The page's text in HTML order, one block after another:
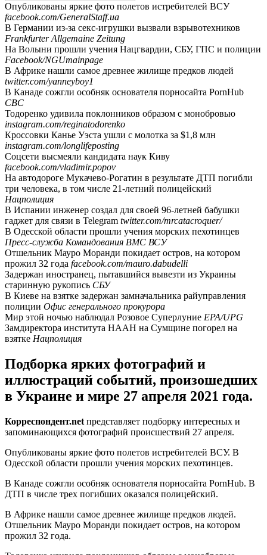
Опубликованы яркие фото полетов истребителей ВСУ
facebook.com/GeneralStaff.ua
В Германии из-за секс-игрушки вызвали взрывотехников
Frankfurter Allgemaine Zeitung
На Волыни прошли учения Нацгвардии, СБУ, ГПС и полиции
Facebook/NGUmainpage
В Африке нашли самое древнее жилище предков людей
twitter.com/yanneyboy1
В Канаде сожгли особняк основателя порносайта PornHub
CBC
Тодоренко удивила поклонников образом с монобровью
instagram.com/reginatodorenko
Кроссовки Канье Уэста ушли с молотка за $1,8 млн
instagram.com/longlifeposting
Соцсети высмеяли кандидата наук Киву
facebook.com/vladimir.popov
На автодороге Мукачево-Рогатин в результате ДТП погибли
три человека, в том числе 21-летний полицейский
Нацполиция
В Испании инженер создал для своей 96-летней бабушки
гаджет для связи в Telegram twitter.com/mrcatacroquer/
В Одесской области прошли учения морских пехотинцев
Пресс-служба Командования ВМС ВСУ
Отшельник Мауро Моранди покидает остров, на котором
прожил 32 года facebook.com/mauro.dabudelli
Задержан иностранец, пытавшийся вывезти из Украины
старинную рукопись СБУ
В Киеве на взятке задержан замначальника райуправления
полиции Офис генерального прокурора
Мир этой ночью наблюдал Розовое Суперлуние EPA/UPG
Замдиректора института НААН на Сумщине погорел на
взятке Нацполиция
Подборка ярких фотографий и
иллюстраций событий, произошедших
в Украине и мире 27 апреля 2021 года.
Корреспондент.net представляет подборку интересных и
запоминающихся фотографий происшествий 27 апреля.
Опубликованы яркие фото полетов истребителей ВСУ. В
Одесской области прошли учения морских пехотинцев.
В Канаде сожгли особняк основателя порносайта PornHub. В
ДТП в числе трех погибших оказался полицейский.
В Африке нашли самое древнее жилище предков людей.
Отшельник Мауро Моранди покидает остров, на котором
прожил 32 года.